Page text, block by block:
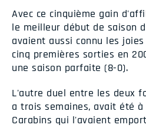
Avec ce cinquième gain
le meilleur début de saison
avaient aussi connu les
cinq premières sorties en
une saison parfaite (8-0).
L'autre duel entre les deux
a trois semaines, avait été
Carabins qui l'avaient